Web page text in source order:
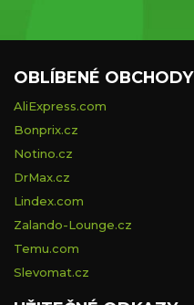
OBLÍBENÉ OBCHODY
AliExpress.com
Bonprix.cz
Notino.cz
DrMax.cz
Lindex.com
Zalando-Lounge.cz
Temu.com
Slevomat.cz